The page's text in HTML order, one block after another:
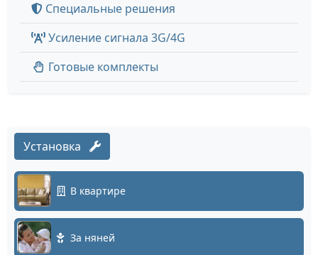
Специальные решения
Усиление сигнала 3G/4G
Готовые комплекты
Установка
В квартире
За няней